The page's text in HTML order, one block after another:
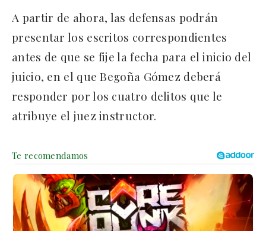
A partir de ahora, las defensas podrán
presentar los escritos correspondientes
antes de que se fije la fecha para el inicio del
juicio, en el que Begoña Gómez deberá
responder por los cuatro delitos que le
atribuye el juez instructor.